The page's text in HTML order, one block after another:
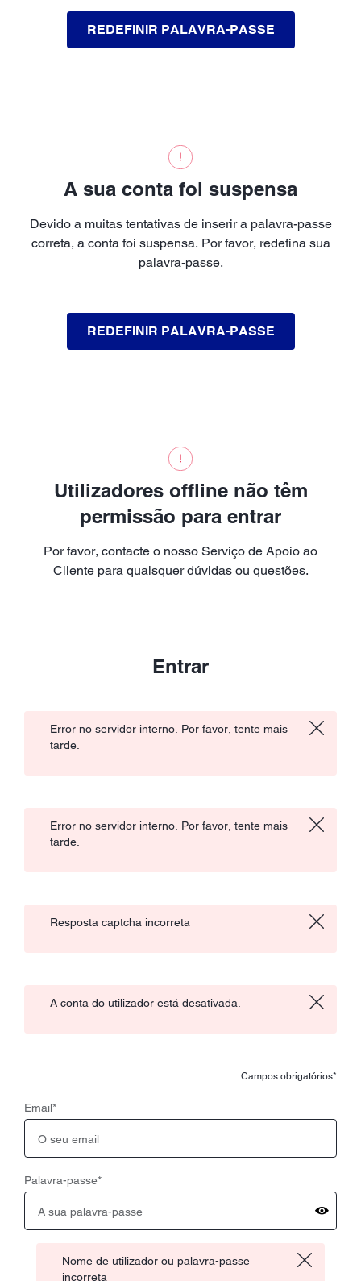
REDEFINIR PALAVRA-PASSE
A sua conta foi suspensa
Devido a muitas tentativas de inserir a palavra-passe
correta, a conta foi suspensa. Por favor, redefina sua
palavra-passe.
REDEFINIR PALAVRA-PASSE
Utilizadores offline não têm
permissão para entrar
Por favor, contacte o nosso Serviço de Apoio ao
Cliente para quaisquer dúvidas ou questões.
Entrar
Error no servidor interno. Por favor, tente mais
tarde.
Error no servidor interno. Por favor, tente mais
tarde.
Resposta captcha incorreta
A conta do utilizador está desativada.
Campos obrigatórios*
Email*
Palavra-passe*
Nome de utilizador ou palavra-passe
incorreta